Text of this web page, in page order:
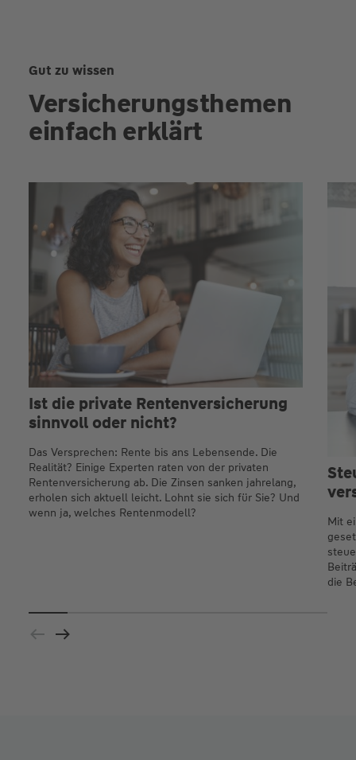
Gut zu wissen
Versicherungsthemen
einfach erklärt
Ist die private Rentenversicherung
sinnvoll oder nicht?
Das Versprechen: Rente bis ans Lebensende. Die
Realität? Einige Experten raten von der privaten
Rentenversicherung ab. Die Zinsen sanken jahrelang,
erholen sich aktuell leicht. Lohnt sie sich für Sie? Und
wenn ja, welches Rentenmodell?
Mit
die